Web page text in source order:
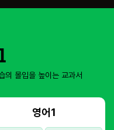
의 몰입을 높이는 교과서
영어1